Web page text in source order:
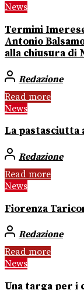
News
Termini
Antonio
alla chiusura di
Redazione
Read more
News
La pastasciutta
Redazione
Read more
News
Fiorenza
Redazione
Read more
News
Una targa per i